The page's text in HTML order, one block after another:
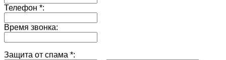
Телефон *:
Время звонка:
Защита от спама *: